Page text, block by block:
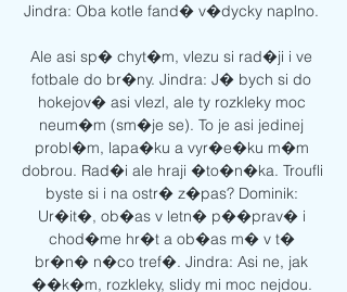
Jindra: Oba kotle fand� v�dycky naplno.
Ale asi sp� chyt�m, vlezu si rad�ji i ve
fotbale do br�ny. Jindra: J� bych si do
hokejov� asi vlezl, ale ty rozkleky moc
neum�m (sm�je se). To je asi jedinej
probl�m, lapa�ku a vyr�e�ku m�m
dobrou. Rad�i ale hraji �to�n�ka. Troufli
byste si i na ostr� z�pas? Dominik:
Ur�it�, ob�as v letn� p��prav� i
chod�me hr�t a ob�as m� v t�
br�n� n�co tref�. Jindra: Asi ne, jak
��k�m, rozkleky, slidy mi moc nejdou.